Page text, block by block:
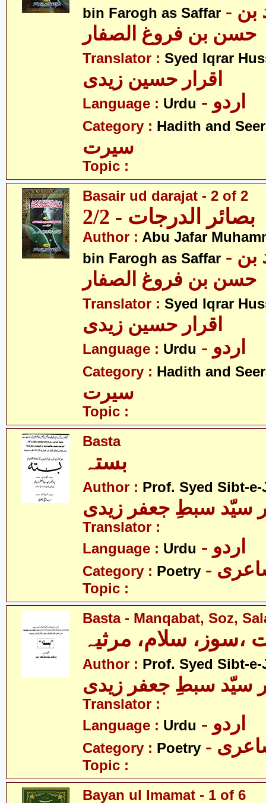
bin Farogh as Saffar - ابو جعفر محمد بن
حسن بن فروغ الصفار
Translator : Syed Iqrar
اقرار حسین زیدی
Language : Urdu - اردو
Category : Hadith and
سیرت
Topic :
Basair ud darajat - 2 of 2
بصائر الدرجات - 2/2
Author : Abu Jafar
bin Farogh as Saffar - ابو جعفر محمد بن
حسن بن فروغ الصفار
Translator : Syed Iqrar
اقرار حسین زیدی
Language : Urdu - اردو
Category : Hadith and
سیرت
Topic :
Basta
بستہ
Author : Prof. Syed Sibt-
سیّد سبطِ جعفر زیدی
Translator :
Language : Urdu - اردو
Category : Poetry
Topic :
Basta - Manqabat, Soz,
،سوز، سلام، مرثیہ
Author : Prof. Syed Sibt-
سیّد سبطِ جعفر زیدی
Translator :
Language : Urdu - اردو
Category : Poetry
Topic :
Bayan ul Imamat - 1 of 6